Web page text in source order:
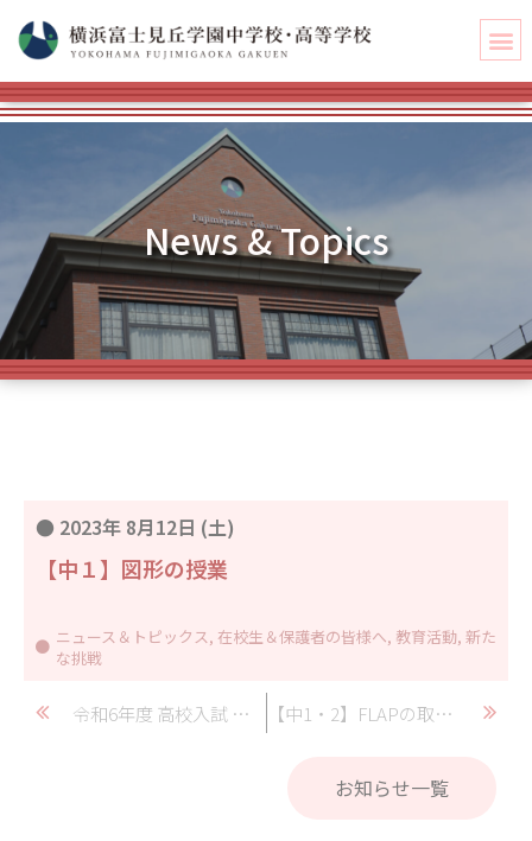
News & Topics
● 2023年 8月12日 (土)
【中１】図形の授業
ニュース＆トピックス, 在校生＆保護者の皆様へ, 教育活動, 新た
な挑戦
令和6年度 高校入試 募集要項 【中1・2】FLAPの取り組み
お知らせ一覧